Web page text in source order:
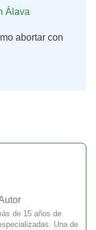
Álava
abortar con
de 15 años de
Una de